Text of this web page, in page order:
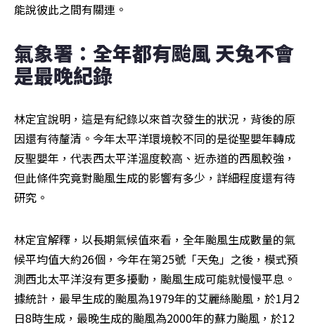
能說彼此之間有關連。
氣象署：全年都有颱風 天兔不會
是最晚紀錄
林定宜說明，這是有紀錄以來首次發生的狀況，背後的原
因還有待釐清。今年太平洋環境較不同的是從聖嬰年轉成
反聖嬰年，代表西太平洋溫度較高、近赤道的西風較強，
但此條件究竟對颱風生成的影響有多少，詳細程度還有待
研究。
林定宜解釋，以長期氣候值來看，全年颱風生成數量的氣
候平均值大約26個，今年在第25號「天兔」之後，模式預
測西北太平洋沒有更多擾動，颱風生成可能就慢慢平息。
據統計，最早生成的颱風為1979年的艾麗絲颱風，於1月2
日8時生成，最晚生成的颱風為2000年的蘇力颱風，於12